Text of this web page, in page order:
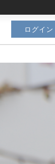
ログイン